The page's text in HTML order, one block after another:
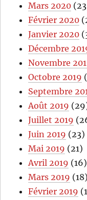
Mars 2020
Février 2020
Janvier 2020
Décembre
Novembre
Octobre 2019
Septembre
Août 2019
Juillet 2019
Juin 2019 (23)
Mai 2019 (21)
Avril 2019 (16)
Mars 2019 (18)
Février 2019